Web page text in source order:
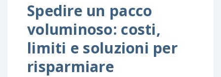
Spedire un pacco
voluminoso: costi,
limiti e soluzioni per
risparmiare